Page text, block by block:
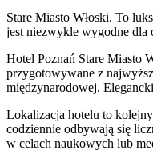
Stare Miasto Włoski. To
jest niezwykle wygodne dla
Hotel Poznań Stare Miasto
przygotowywane z
międzynarodowej.
Lokalizacja hotelu to
codziennie odbywają się
w celach naukowych lub